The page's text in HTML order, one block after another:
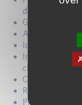
d’entreprise et
Gouvernance.
Ajustement du
Identification /
Intégration des
clientèles.
Offre de
Refinancement
Prise en